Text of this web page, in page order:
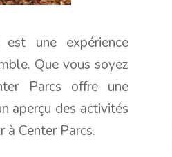
une expérience
Que vous soyez
Parcs offre une
aperçu des activités
à Center Parcs.